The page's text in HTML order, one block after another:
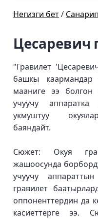
Негизги бет/
Цесаревич
"Гравилет
башкы каармандар
мааниге ээ
учуучу аппаратка
укмуштуу
баяндайт.
Сюжет: Окуя
жашоосунда
учуучу
гравилет
оппоненттердин да
касиеттерге ээ.